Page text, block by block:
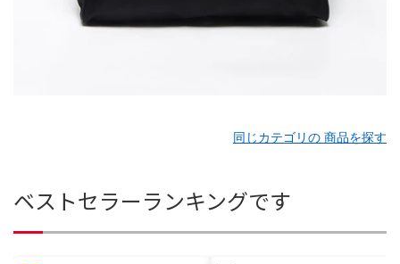
同じカテゴリの 商品を探す
ベストセラーランキングです